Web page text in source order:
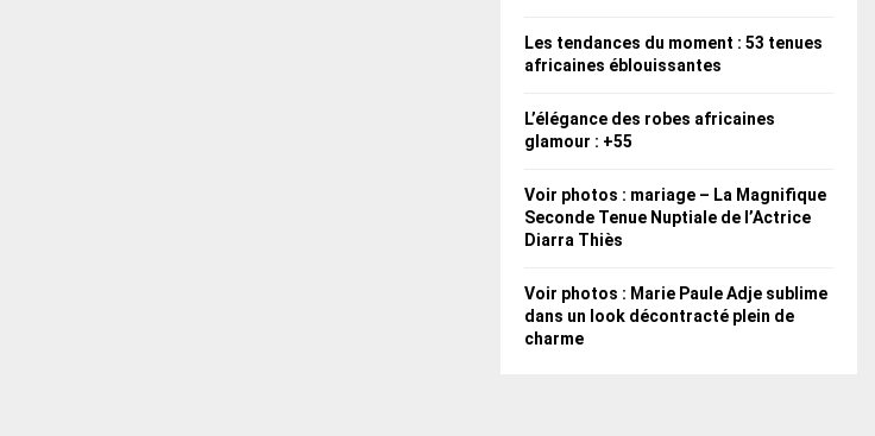
Les tendances du moment : 53 tenues
africaines éblouissantes
L’élégance des robes africaines
glamour : +55
Voir photos : mariage – La Magnifique
Seconde Tenue Nuptiale de l’Actrice
Diarra Thiès
Voir photos : Marie Paule Adje sublime
dans un look décontracté plein de
charme